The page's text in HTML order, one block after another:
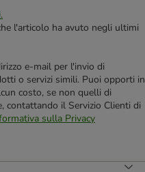
l'articolo ha avuto negli ultimi
e-mail per l'invio di
o servizi simili. Puoi opporti in
costo, se non quelli di
contattando il Servizio Clienti di
sulla Privacy